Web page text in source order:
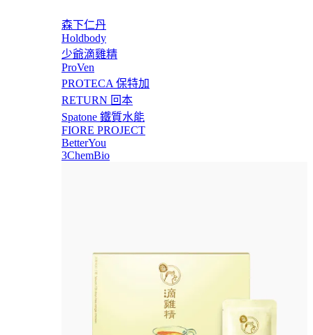
森下仁丹
Holdbody
少爺滴雞精
ProVen
PROTECA 保特加
RETURN 回本
Spatone 鐵質水能
FIORE PROJECT
BetterYou
3ChemBio